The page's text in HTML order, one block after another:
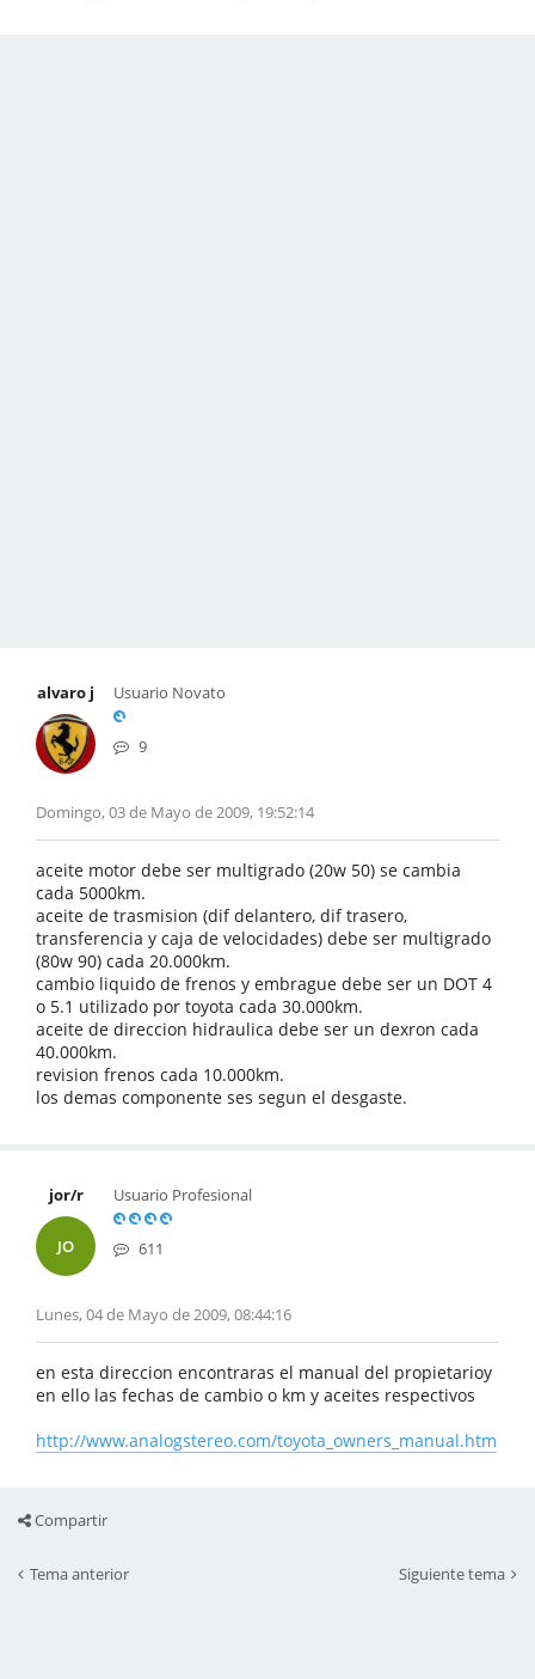
alvaro j Usuario Novato
9
Domingo, 03 de Mayo de 2009, 19:52:14
aceite motor debe ser multigrado (20w 50) se cambia
cada 5000km.
aceite de trasmision (dif delantero, dif trasero,
transferencia y caja de velocidades) debe ser multigrado
(80w 90) cada 20.000km.
cambio liquido de frenos y embrague debe ser un DOT 4
o 5.1 utilizado por toyota cada 30.000km.
aceite de direccion hidraulica debe ser un dexron cada
40.000km.
revision frenos cada 10.000km.
los demas componente ses segun el desgaste.
jor/r
JO
Usuario Profesional
611
Lunes, 04 de Mayo de 2009, 08:44:16
en esta direccion encontraras el manual del propietarioy
en ello las fechas de cambio o km y aceites respectivos
http://www.analogstereo.com/toyota_owners_manual.htm
Compartir
Tema anterior Siguiente tema